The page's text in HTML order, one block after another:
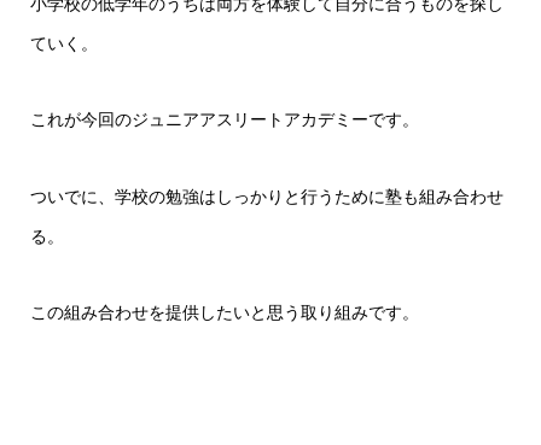
ていく。
これが今回のジュニアアスリートアカデミーです。
ついでに、学校の勉強はしっかりと行うために塾も組み合わせ
る。
この組み合わせを提供したいと思う取り組みです。